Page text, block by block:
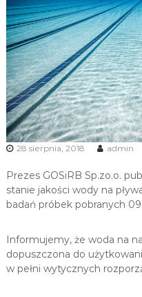
28 sierpnia, 2018 admin
Prezes GOSiRB Sp.zo.o.
stanie jakości wody na
badań próbek pobranych
Informujemy, że woda na
dopuszczona do
w pełni wytycznych